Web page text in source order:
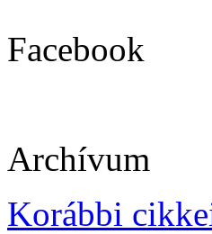
Facebook
Archívum
Korábbi